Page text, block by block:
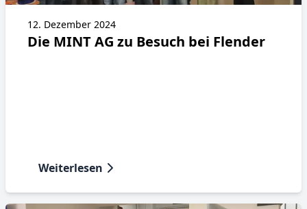
12. Dezember 2024
Die MINT AG zu Besuch bei Flender
Weiterlesen